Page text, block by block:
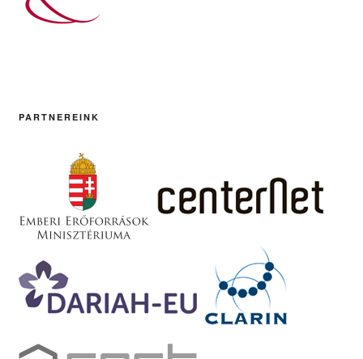
PARTNEREINK